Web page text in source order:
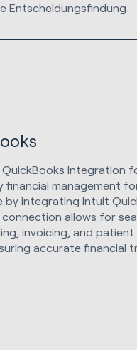
Entscheidungsfindung.
Integration
financial management
by integrating Intuit
allows for
invoicing, and patient
accurate financial